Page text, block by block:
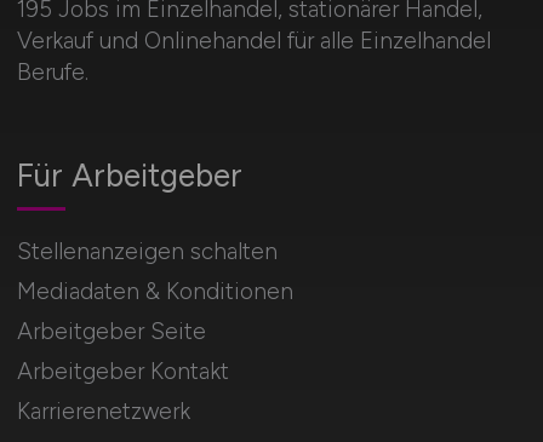
195 Jobs im Einzelhandel, stationärer Handel,
Verkauf und Onlinehandel für alle Einzelhandel
Berufe.
Für Arbeitgeber
Stellenanzeigen schalten
Mediadaten & Konditionen
Arbeitgeber Seite
Arbeitgeber Kontakt
Karrierenetzwerk